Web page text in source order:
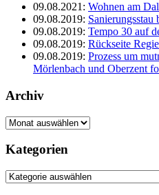
09.08.2021 : Wohnen am
09.08.2019: Sanierungsstau
09.08.2019: Tempo 30 auf
09.08.2019: Rückseite
09.08.2019: Prozess um
Mörlenbach und Oberzent
Archiv
Archiv
Kategorien
Kategorien